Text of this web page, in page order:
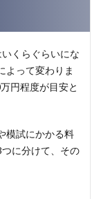
くらぐらいにな
よって変わりま
円程度が目安と
模試にかかる料
に分けて、その